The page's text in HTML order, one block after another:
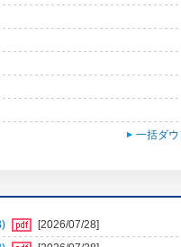
一括ダ
[2026/07/28]